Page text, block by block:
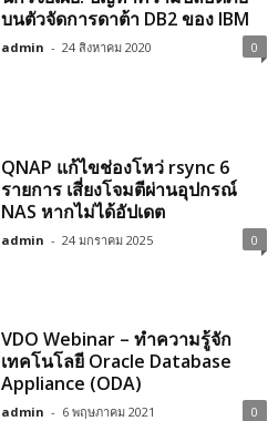
บนตัวจัดการดาต้า DB2 ของ IBM
admin - 24 สิงหาคม 2020 0
QNAP แก้ไขช่องโหว่ rsync 6
รายการ เสี่ยงโจมตีผ่านอุปกรณ์
NAS หากไม่ได้อัปเดต
admin - 24 มกราคม 2025 0
VDO Webinar – ทำความรู้จัก
เทคโนโลยี Oracle Database
Appliance (ODA)
admin - 6 พฤษภาคม 2021 0